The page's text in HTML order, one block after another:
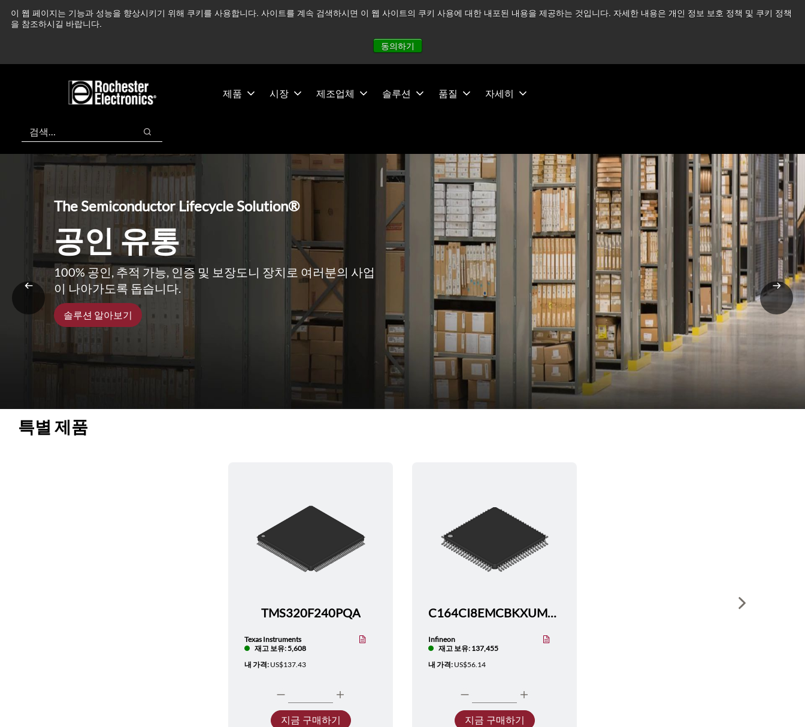
이 웹 페이지는 기능과 성능을 향상시키기 위해 쿠키를 사용합니다. 사이트를 계속 검색하시면 이 웹 사이트의 쿠키 사용에 대한 내포된 내용을 제공하는 것입니다. 자세한 내용은 개인 정보 보호 정책 및 쿠키 정책
을 참조하시길 바랍니다.
동의하기
츠
건
중동 지역 상황을 지속적으로 주시하고 있으며, 모든 서비스는 정상적으로 운영되고 있습니다. 더 읽어보기 →
제품 시장 제조업체 솔루션 품질 자세히
검색
검색
The Semiconductor Lifecycle Solution®
공인 유통
100% 공인, 추적 가능, 인증 및 보장도니 장치로 여러분의 사업
이 나아가도록 돕습니다.
솔루션 알아보기
특별 제품
TMS320F240PQA
Texas Instruments
재고 보유: 5,608
내 가격: US$137.43
지금 구매하기
C164CI8EMCBKXUMA1
Infineon
재고 보유: 137,455
내 가격: US$56.14
지금 구매하기
Show next